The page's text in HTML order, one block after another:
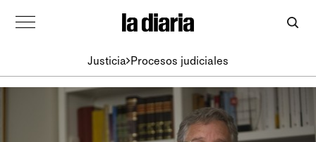
Justicia Procesos judiciales